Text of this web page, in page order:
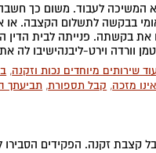
לקצבת זקנה. היא המשיכה לעבוד.
בבקשה לתשלום הקצבה.
את בקשתה. פנייתה לבית
וורדה וירט-ליבנהישיבו לה
שירותים מיוחדים נכות וזקנה,
מזכה, קבל תספורת, תביעתך
לקבל קצבת זקנה. הפקידים